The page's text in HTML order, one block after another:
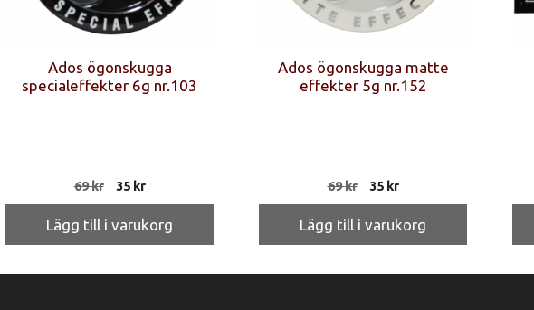
Ados ögonskugga
specialeffekter 6g nr.103
69kr
Det
ursprungliga
priset
var:
35 krDet
nuvarande
priset
är:
Lägg till i varukorg
Ados ögonskugga matte
effekter 5g nr.152
69kr
Det
ursprungliga
priset
var:
35 krDet
nuvarande
priset
är:
Lägg till i varukorg